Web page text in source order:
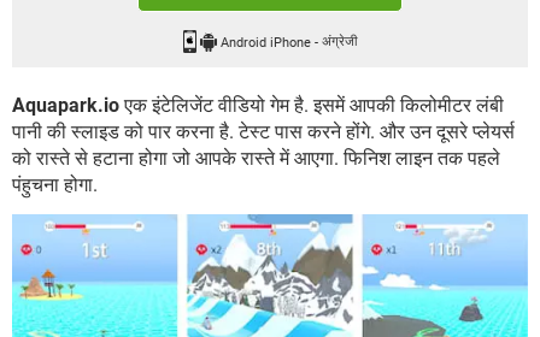
Android iPhone-अंग्रेजी
Aquapark.ioएक इंटेलिजेंट वीडियो गेम है. इसमें आपकी किलोमीटर लंबी
पानी की स्लाइड को पार करना है. टेस्ट पास करने होंगे. और उन दूसरे प्लेयर्स
को रास्ते से हटाना होगा जो आपके रास्ते में आएगा. फिनिश लाइन तक पहले
पंहुचना होगा.